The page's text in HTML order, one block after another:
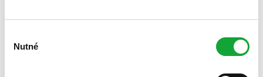
souhlasu
Nutné